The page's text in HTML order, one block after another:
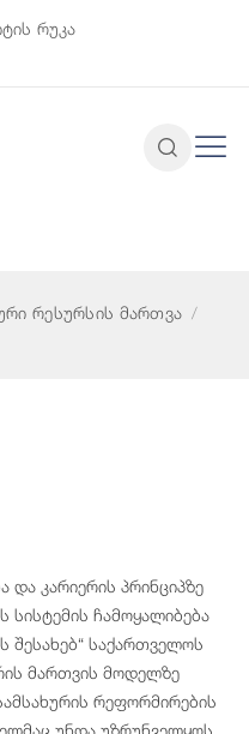
რუკა
რესურსის მართვა
და კარიერის პრინციპზე
სისტემის ჩამოყალიბება
შესახებ“ საქართველოს
მართვის მოდელზე
რეფორმირების
უნდა უზრუნველყოს